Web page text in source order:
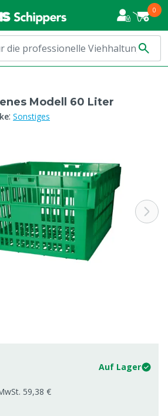
0
Modell 60 Liter
: Sonstiges
Auf Lager
59,38 €